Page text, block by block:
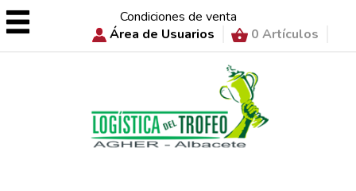
Condiciones de venta
Área de Usuarios
0 Artículos